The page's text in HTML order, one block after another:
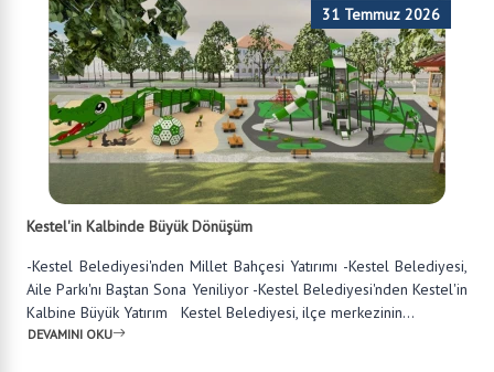
31 Temmuz 2026
Kestel'in Kalbinde Büyük Dönüşüm
-Kestel Belediyesi'nden Millet Bahçesi Yatırımı -Kestel Belediyesi,
Aile Parkı'nı Baştan Sona Yeniliyor -Kestel Belediyesi'nden Kestel'in
Kalbine Büyük Yatırım Kestel Belediyesi, ilçe merkezinin...
DEVAMINI OKU